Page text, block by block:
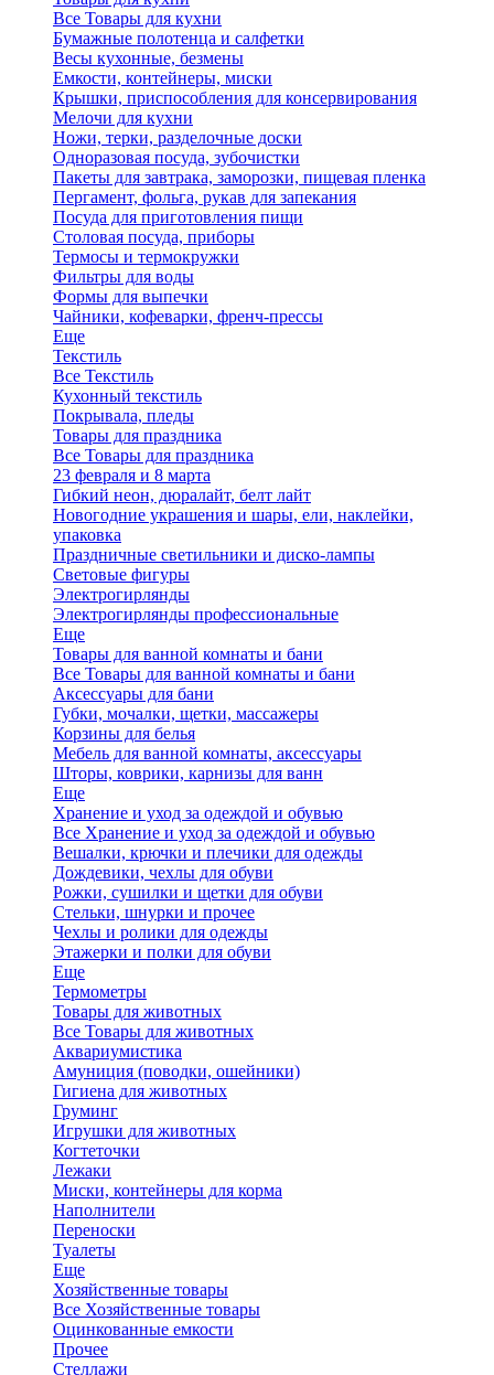
Все Товары для кухни
Бумажные полотенца и салфетки
Весы кухонные, безмены
Емкости, контейнеры, миски
Крышки, приспособления для консервирования
Мелочи для кухни
Ножи, терки, разделочные доски
Одноразовая посуда, зубочистки
Пакеты для завтрака, заморозки, пищевая пленка
Пергамент, фольга, рукав для запекания
Посуда для приготовления пищи
Столовая посуда, приборы
Термосы и термокружки
Фильтры для воды
Формы для выпечки
Чайники, кофеварки, френч-прессы
Еще
Текстиль
Все Текстиль
Кухонный текстиль
Покрывала, пледы
Товары для праздника
Все Товары для праздника
23 февраля и 8 марта
Гибкий неон, дюралайт, белт лайт
Новогодние украшения и шары, ели, наклейки,
упаковка
Праздничные светильники и диско-лампы
Световые фигуры
Электрогирлянды
Электрогирлянды профессиональные
Еще
Товары для ванной комнаты и бани
Все Товары для ванной комнаты и бани
Аксессуары для бани
Губки, мочалки, щетки, массажеры
Корзины для белья
Мебель для ванной комнаты, аксессуары
Шторы, коврики, карнизы для ванн
Еще
Хранение и уход за одеждой и обувью
Все Хранение и уход за одеждой и обувью
Вешалки, крючки и плечики для одежды
Дождевики, чехлы для обуви
Рожки, сушилки и щетки для обуви
Стельки, шнурки и прочее
Чехлы и ролики для одежды
Этажерки и полки для обуви
Еще
Термометры
Товары для животных
Все Товары для животных
Аквариумистика
Амуниция (поводки, ошейники)
Гигиена для животных
Груминг
Игрушки для животных
Когтеточки
Лежаки
Миски, контейнеры для корма
Наполнители
Переноски
Туалеты
Еще
Хозяйственные товары
Все Хозяйственные товары
Оцинкованные емкости
Прочее
Стеллажи